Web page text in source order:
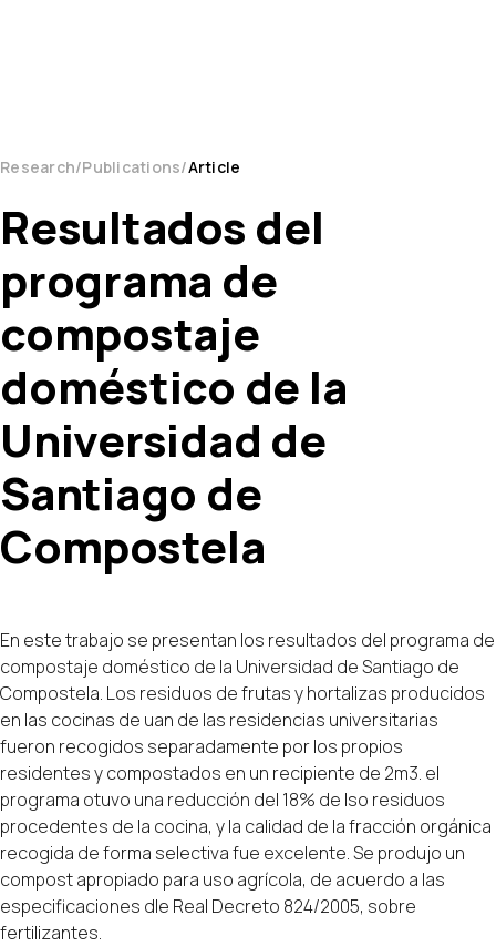
Research Publications Article
Resultados del
programa de
compostaje
doméstico de la
Universidad de
Santiago de
Compostela
En este trabajo se presentan los resultados del programa de
compostaje doméstico de la Universidad de Santiago de
Compostela. Los residuos de frutas y hortalizas producidos
en las cocinas de uan de las residencias universitarias
fueron recogidos separadamente por los propios
residentes y compostados en un recipiente de 2m3. el
programa otuvo una reducción del 18% de lso residuos
procedentes de la cocina, y la calidad de la fracción orgánica
recogida de forma selectiva fue excelente. Se produjo un
compost apropiado para uso agrícola, de acuerdo a las
especificaciones dle Real Decreto 824/2005, sobre
fertilizantes.